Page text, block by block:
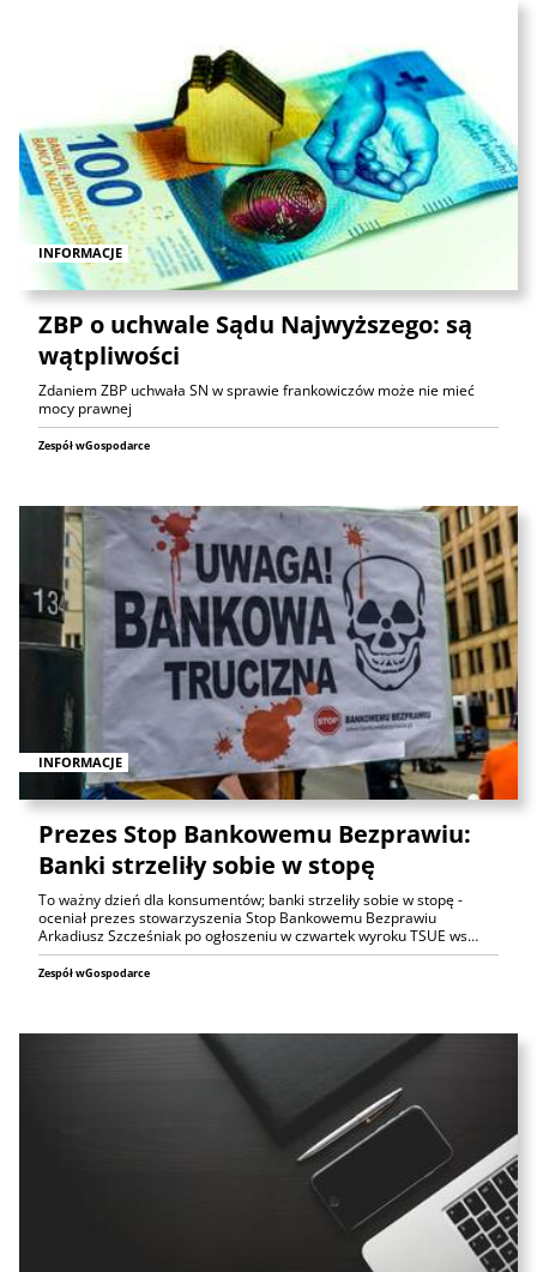
INFORMACJE
ZBP o uchwale Sądu Najwyższego: są
wątpliwości
Zdaniem ZBP uchwała SN w sprawie frankowiczów może nie mieć
mocy prawnej
Zespół wGospodarce
INFORMACJE
Prezes Stop Bankowemu Bezprawiu:
Banki strzeliły sobie w stopę
To ważny dzień dla konsumentów; banki strzeliły sobie w stopę -
oceniał prezes stowarzyszenia Stop Bankowemu Bezprawiu
Arkadiusz Szcześniak po ogłoszeniu w czwartek wyroku TSUE ws…
Zespół wGospodarce